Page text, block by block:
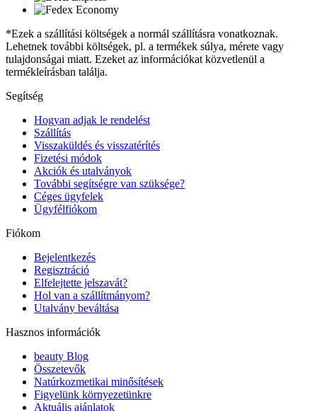
*Ezek a szállítási költségek a normál szállításra vonatkoznak.
Lehetnek további költségek, pl. a termékek súlya, mérete vagy
tulajdonságai miatt. Ezeket az információkat közvetlenül a
termékleírásban találja.
Segítség
Hogyan adjak le rendelést
Szállítás
Visszaküldés és visszatérítés
Fizetési módok
Akciók és utalványok
További segítségre van szüksége?
Céges ügyfelek
Ügyfélfiókom
Fiókom
Bejelentkezés
Regisztráció
Elfelejtette jelszavát?
Hol van a szállítmányom?
Utalvány beváltása
Hasznos információk
beauty Blog
Összetevők
Natúrkozmetikai minősítések
Figyelünk környezetünkre
Aktuális ajánlatok